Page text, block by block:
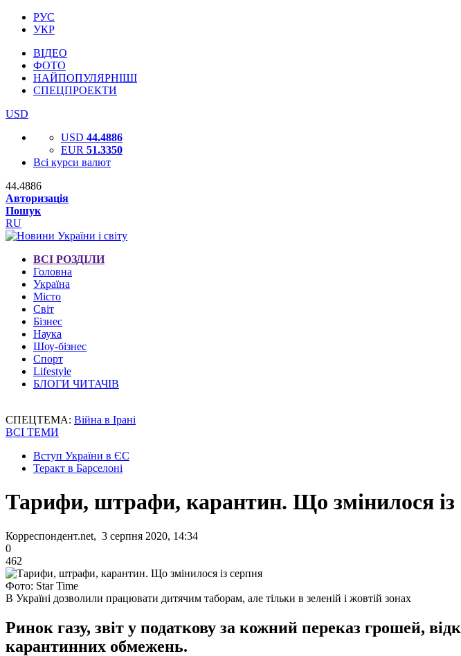
РУС
УКР
ВІДЕО
ФОТО
НАЙПОПУЛЯРНІШІ
СПЕЦПРОЕКТИ
USD
USD 44.4886
EUR 51.3350
Всі курси валют
44.4886
Авторизація
Пошук
RU
ВСІ РОЗДІЛИ
Головна
Україна
Місто
Світ
Бізнес
Наука
Шоу-бізнес
Спорт
Lifestyle
БЛОГИ ЧИТАЧІВ
СПЕЦТЕМА: Війна в Ірані
ВСІ ТЕМИ
Вступ України в ЄС
Теракт в Барселоні
Тарифи, штрафи, карантин. Що змінилося із
Корреспондент.net, 3 серпня 2020, 14:34
0
462
Фото: Star Time
В Україні дозволили працювати дитячим таборам, але тільки в зеленій і жовтій зонах
Ринок газу, звіт у податкову за кожний переказ грошей,
карантинних обмежень.